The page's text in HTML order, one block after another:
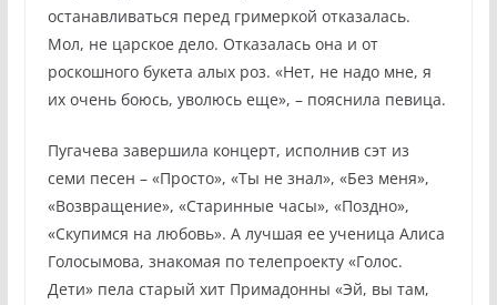
останавливаться перед гримеркой отказалась.
Мол, не царское дело. Отказалась она и от
роскошного букета алых роз. «Нет, не надо мне, я
их очень боюсь, уволюсь еще», – пояснила певица.
Пугачева завершила концерт, исполнив сэт из
семи песен – «Просто», «Ты не знал», «Без меня»,
«Возвращение», «Старинные часы», «Поздно»,
«Скупимся на любовь». А лучшая ее ученица Алиса
Голосымова, знакомая по телепроекту «Голос.
Дети» пела старый хит Примадонны «Эй, вы там,